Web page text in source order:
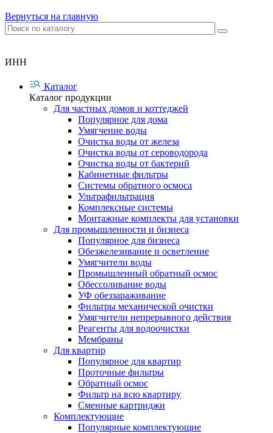
Вернуться на главную
ИНН
Каталог
Каталог продукции
Для частных домов и коттеджей
Популярное для дома
Умягчение воды
Очистка воды от железа
Очистка воды от сероводорода
Очистка воды от бактерий
Кабинетные фильтры
Системы обратного осмоса
Ультрафильтрация
Комплексные системы
Монтажные комплекты для установки
Для промышленности и бизнеса
Популярное для бизнеса
Обезжелезивание и осветление
Умягчители воды
Промышленный обратный осмос
Обессоливание воды
УФ обеззараживание
Фильтры механической очистки
Умягчители непрерывного действия
Реагенты для водоочистки
Мембраны
Для квартир
Популярное для квартир
Проточные фильтры
Обратный осмос
Фильтр на всю квартиру
Сменные картриджи
Комплектующие
Популярные комплектующие